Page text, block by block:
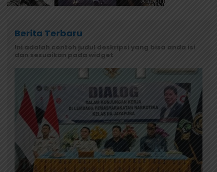
Berita Terbaru
Ini adalah contoh judul deskripsi yang bisa anda isi
dan sesuaikan pada widget